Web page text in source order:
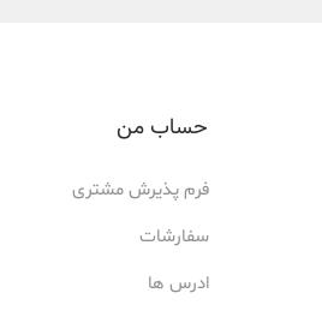
حساب من
فرم پذیرش مشتری
سفارشات
ادرس ها